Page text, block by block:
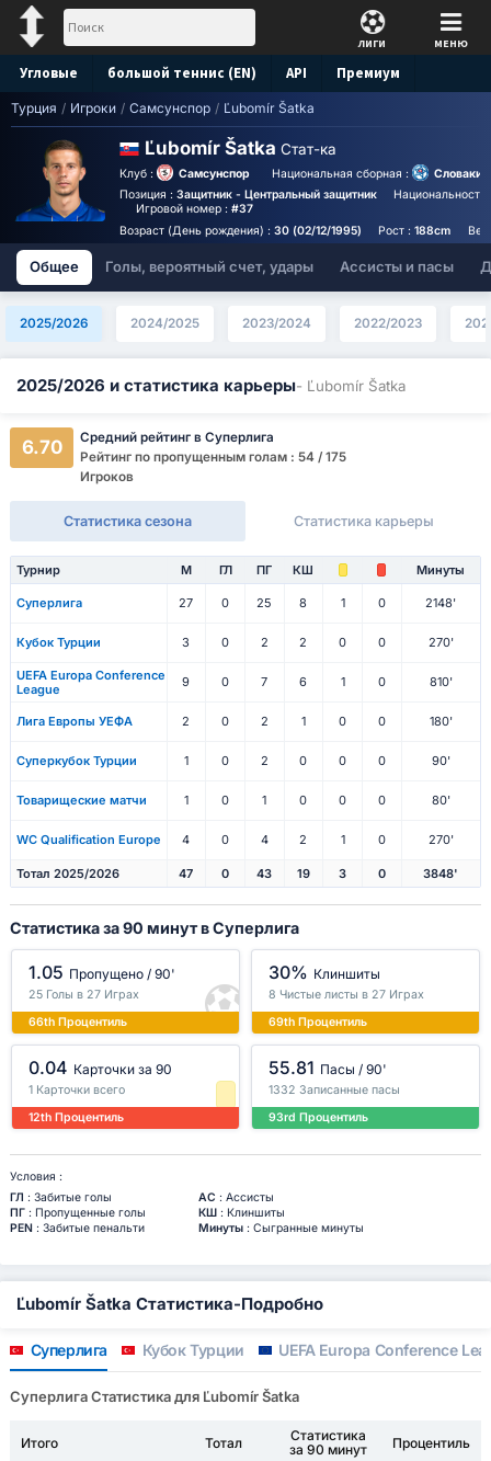
ЛИГИ МЕНЮ
Угловые большой теннис (EN) API Премиум
Прогноз
Турция / Игроки / Самсунспор / Ľubomír Šatka
Ľubomír Šatka Стат-ка
Клуб : Самсунспор Национальная сборная :
Словакия
Позиция : Защитник - Центральный защитник
Игровой номер :#37
Возраст (День рождения) : 30 (02/12/1995) Рост :188cm
Общее Голы, вероятный счет, удары Ассисты и пасы
2025/2026 2024/2025 2023/2024 2022/2023
2025/2026 и статистика карьеры- Ľubomír Šatka
6.70
Средний рейтинг в Суперлига
Рейтинг по пропущенным голам : 54 / 175
Игроков
Статистика сезона Статистика карьеры
Турнир М ГЛ ПГ КШ Минуты
Суперлига 27 0 25 8 1 0 2148'
Кубок Турции 3 0 2 2 0 0 270'
UEFA Europa Conference
League
9 0 7 6 1 0 810'
Лига Европы УЕФА 2 0 2 1 0 0 180'
Суперкубок Турции 1 0 2 0 0 0 90'
Товарищеские матчи 1 0 1 0 0 0 80'
WC Qualification Europe 4 0 4 2 1 0 270'
Тотал 2025/2026 47 0 43 19 3 0 3848'
Статистика за 90 минут в Суперлига
1.05 Пропущено / 90'
25 Голы в 27 Играх
66th Процентиль
30% Клиншиты
8 Чистые листы в 27 Играх
69th Процентиль
0.04 Карточки за 90
1 Карточки всего
12th Процентиль
55.81 Пасы / 90'
1332 Записанные пасы
93rd Процентиль
Условия :
ГЛ : Забитые голы АС : Ассисты
ПГ: Пропущенные голы КШ: Клиншиты
PEN : Забитые пенальти Минуты: Сыгранные минуты
Ľubomír Šatka Статистика-Подробно
Суперлига Кубок Турции UEFA Europa Conference
Суперлига Статистика для Ľubomír Šatka
Итого Тотал
Статистика
за 90 минут
Процентиль